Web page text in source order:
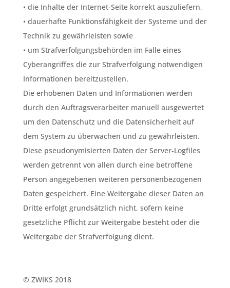
• die Inhalte der Internet-Seite korrekt auszuliefern,
• dauerhafte Funktionsfähigkeit der Systeme und der
Technik zu gewährleisten sowie
• um Strafverfolgungsbehörden im Falle eines
Cyberangriffes die zur Strafverfolgung notwendigen
Informationen bereitzustellen.
Die erhobenen Daten und Informationen werden
durch den Auftragsverarbeiter manuell ausgewertet
um den Datenschutz und die Datensicherheit auf
dem System zu überwachen und zu gewährleisten.
Diese pseudonymisierten Daten der Server-Logfiles
werden getrennt von allen durch eine betroffene
Person angegebenen weiteren personenbezogenen
Daten gespeichert. Eine Weitergabe dieser Daten an
Dritte erfolgt grundsätzlich nicht, sofern keine
gesetzliche Pflicht zur Weitergabe besteht oder die
Weitergabe der Strafverfolgung dient.
© ZWIKS 2018